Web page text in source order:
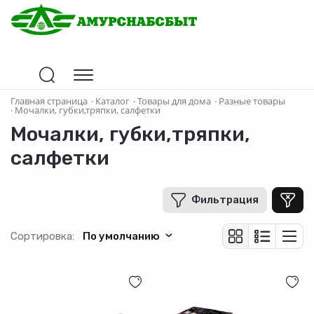
Главная страница · Каталог ·Товары для дома · Разные товары
· Мочалки, губки,тряпки, салфетки
Мочалки, губки,тряпки,
салфетки
Фильтрация
В рублях
Raccoon
Сортировка: По умолчанию